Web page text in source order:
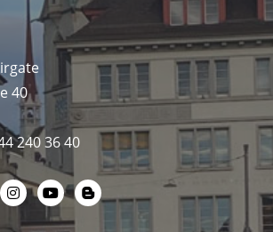
40
240 36 40